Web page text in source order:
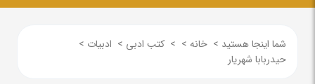
شما اینجا هستید > خانه >
> کتب ادبی > ادبیات >
حیدربابا شهریار